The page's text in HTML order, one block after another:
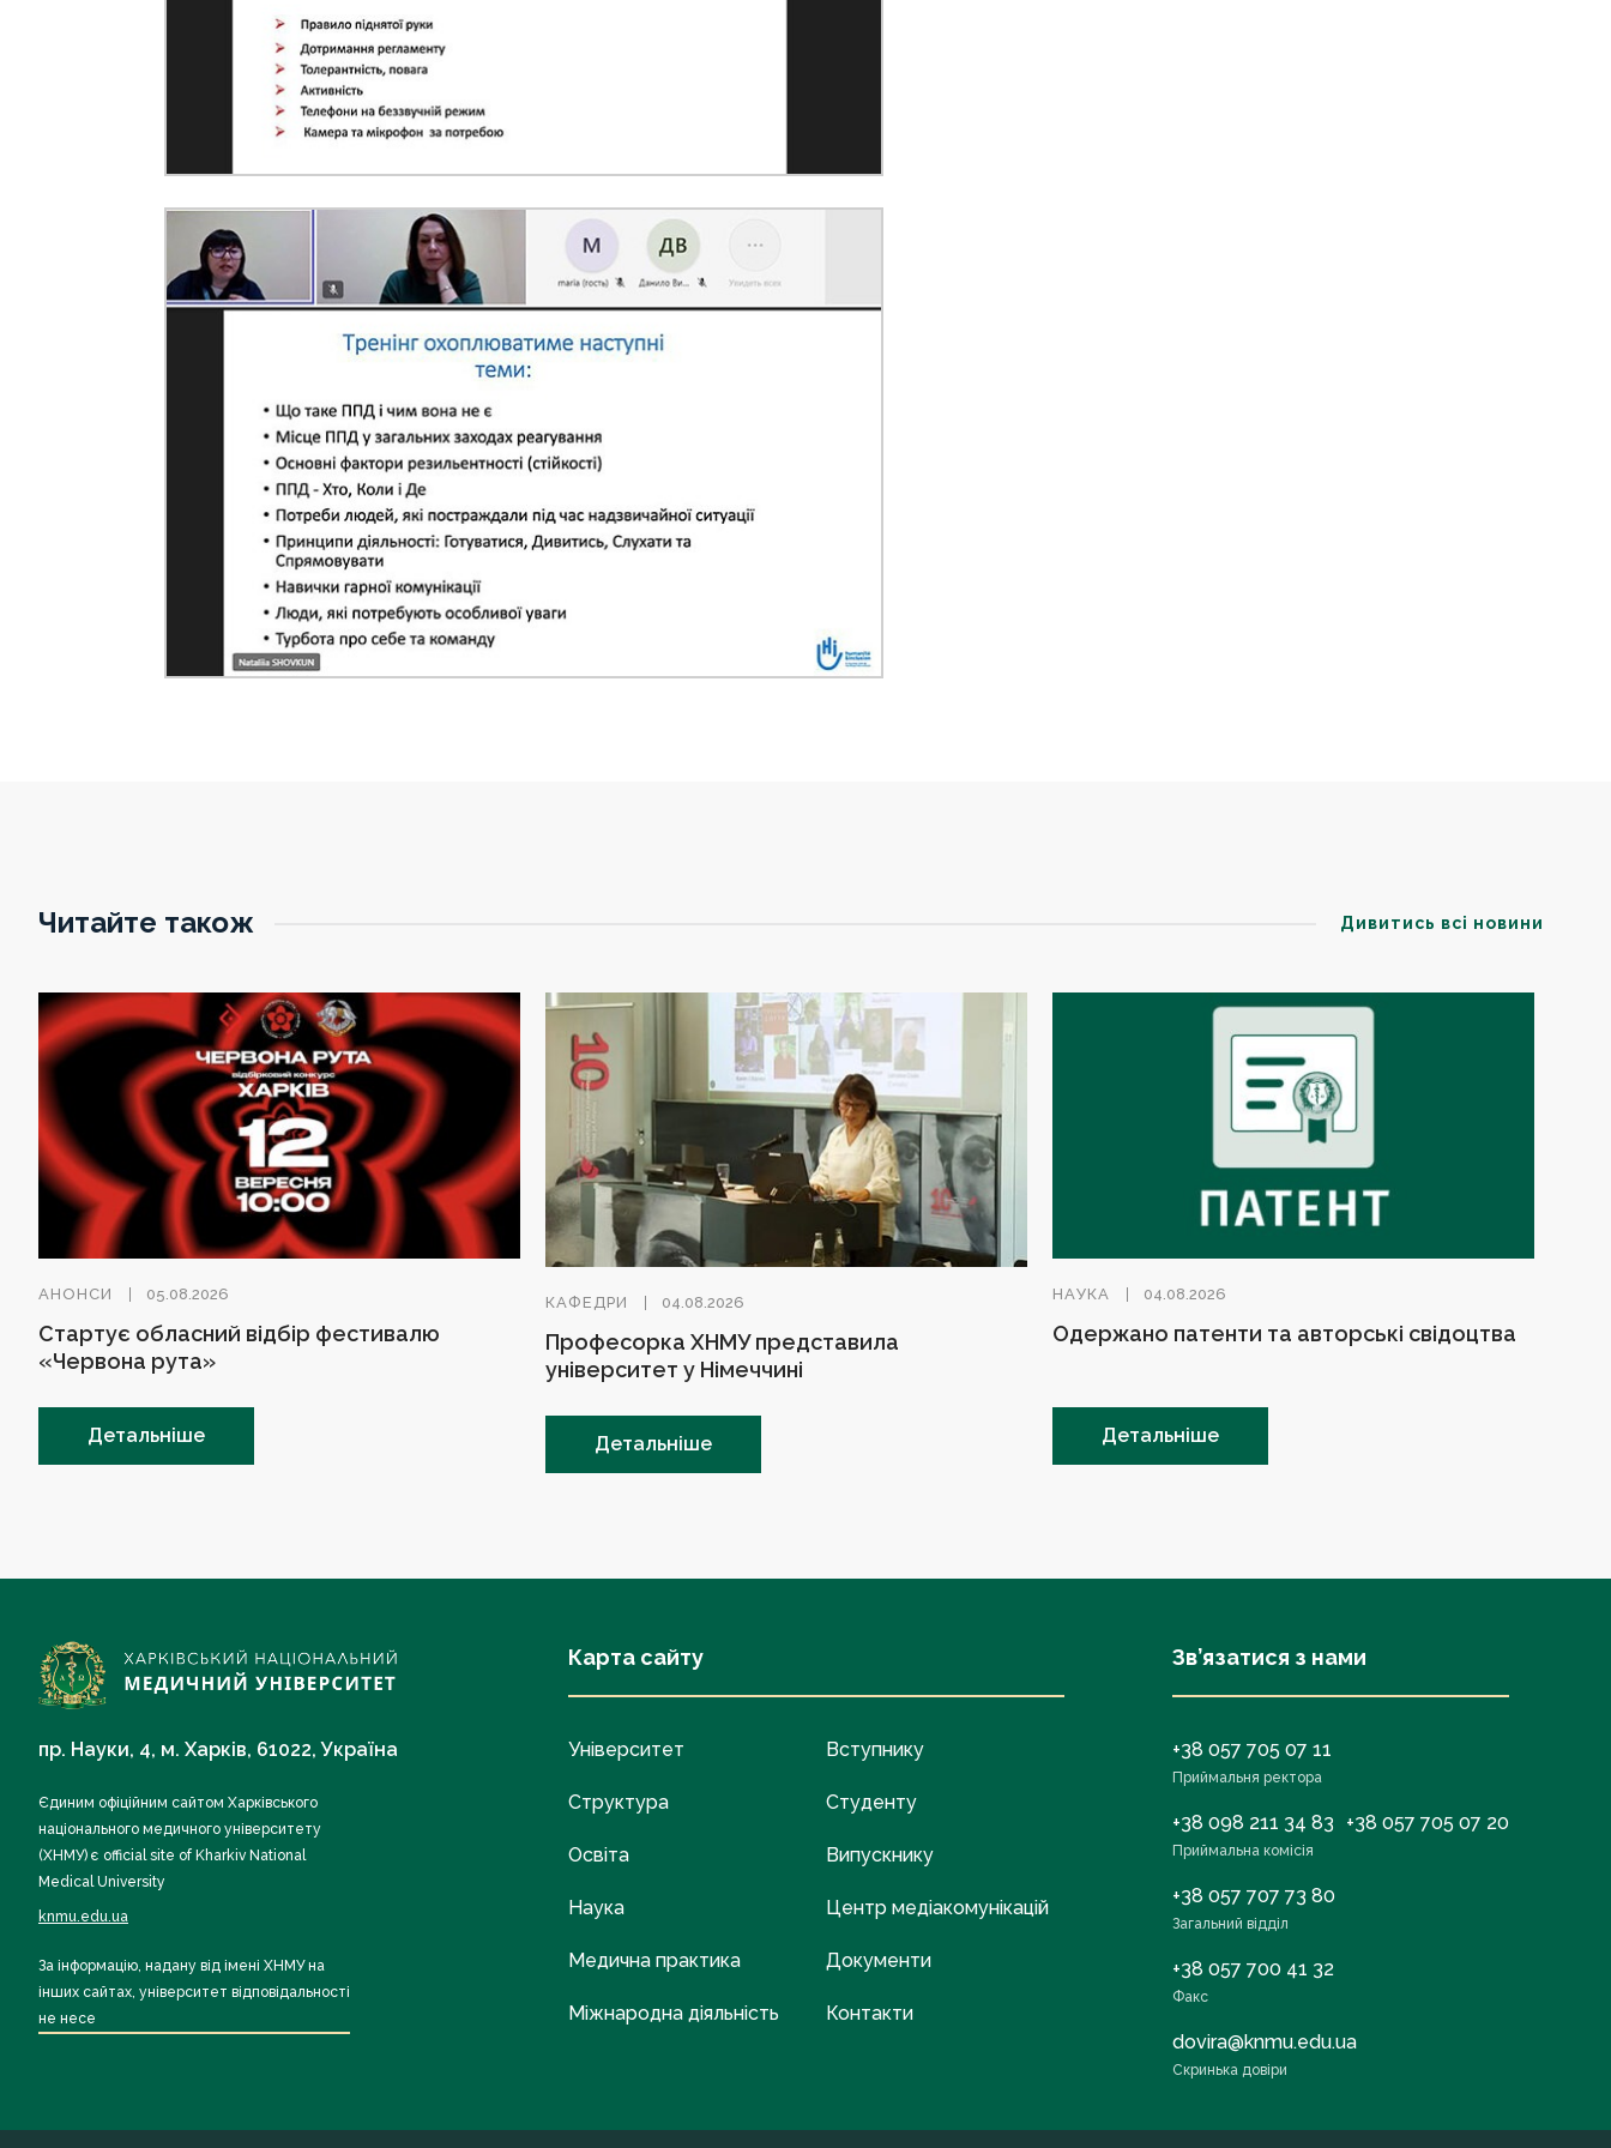
Читайте також Дивитись всі новини
АНОНСИ 05.08.2026
Стартує обласний відбір фестивалю
«Червона рута»
Детальніше
КАФЕДРИ 04.08.2026
Професорка ХНМУ представила
університет у Німеччині
Детальніше
НАУКА 04.08.2026
Одержано патенти та авторські свідоцтва
Детальніше
пр. Науки, 4, м. Харків, 61022, Україна
Єдиним офіційним сайтом Харківського
національного медичного університету
(ХНМУ) є official site of Kharkiv National
Medical University
knmu.edu.ua
За інформацію, надану від імені ХНМУ на
інших сайтах, університет відповідальності
не несе
Карта сайту
Університет
Структура
Освіта
Наука
Медична практика
Міжнародна діяльність
Вступнику
Студенту
Випускнику
Центр медіакомунікацій
Документи
Контакти
Зв’язатися з нами
+38 057 705 07 11
Приймальня ректора
+38 098 211 34 83 +38 057 705 07 20
Приймальна комісія
+38 057 707 73 80
Загальний відділ
+38 057 700 41 32
Факс
dovira@knmu.edu.ua
Скринька довіри